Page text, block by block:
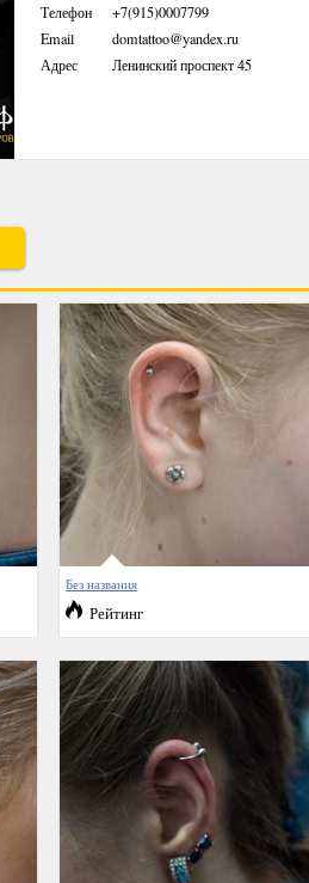
Телефон
+7(915)0007799
Email
domtattoo@yandex.ru
Адрес
Ленинский проспект 45
Без названия
Рейтинг